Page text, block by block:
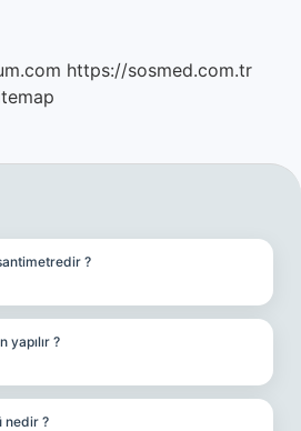
https://sosmed.com.tr
?
yapılır ?
nedir ?